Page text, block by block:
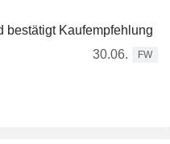
bestätigt Kaufempfehlung
30.06.
FW